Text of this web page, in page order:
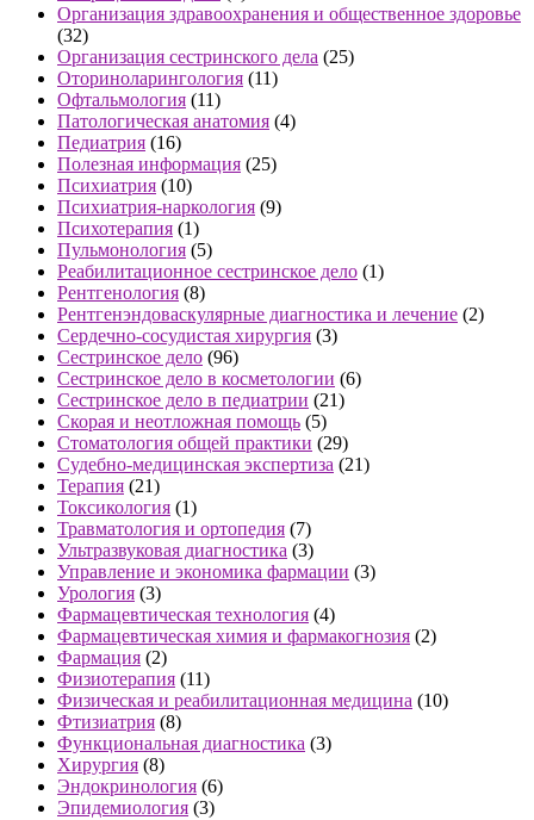
Организация здравоохранения и общественное здоровье
(32)
Организация сестринского дела (25)
Оториноларингология (11)
Офтальмология (11)
Патологическая анатомия (4)
Педиатрия (16)
Полезная информация (25)
Психиатрия (10)
Психиатрия-наркология (9)
Психотерапия (1)
Пульмонология (5)
Реабилитационное сестринское дело (1)
Рентгенология (8)
Рентгенэндоваскулярные диагностика и лечение (2)
Сердечно-сосудистая хирургия (3)
Сестринское дело (96)
Сестринское дело в косметологии (6)
Сестринское дело в педиатрии (21)
Скорая и неотложная помощь (5)
Стоматология общей практики (29)
Судебно-медицинская экспертиза (21)
Терапия (21)
Токсикология (1)
Травматология и ортопедия (7)
Ультразвуковая диагностика (3)
Управление и экономика фармации (3)
Урология (3)
Фармацевтическая технология (4)
Фармацевтическая химия и фармакогнозия (2)
Фармация (2)
Физиотерапия (11)
Физическая и реабилитационная медицина (10)
Фтизиатрия (8)
Функциональная диагностика (3)
Хирургия (8)
Эндокринология (6)
Эпидемиология (3)